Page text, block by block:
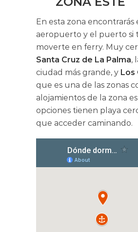
En esta zona encontrarás
aeropuerto y el puerto si
moverte en ferry. Muy
Santa Cruz de La Palma,
ciudad más grande, y Los
que es una de las zonas
alojamientos de la zona
opciones tienen playa
que acceder caminando.